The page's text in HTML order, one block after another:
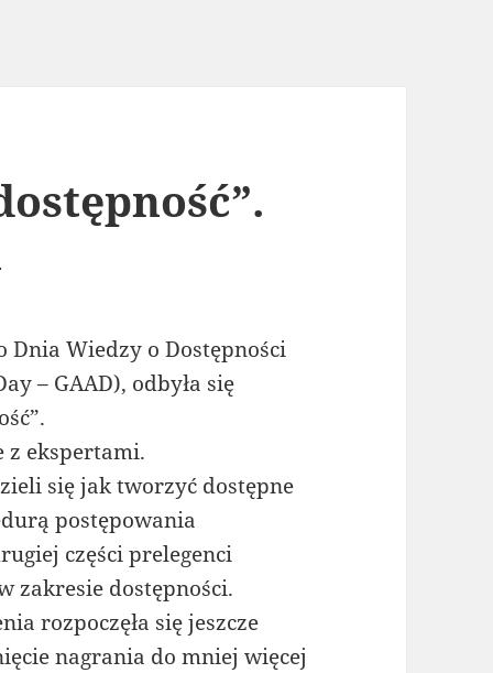
Dnia Wiedzy o Dostępności
– GAAD), odbyła się
z ekspertami.
się jak tworzyć dostępne
postępowania
części prelegenci
zakresie dostępności.
rozpoczęła się jeszcze
nagrania do mniej więcej